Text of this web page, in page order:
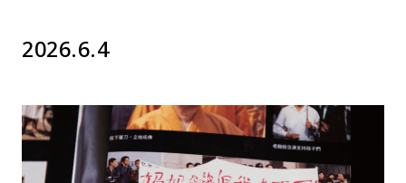
2026.6.4